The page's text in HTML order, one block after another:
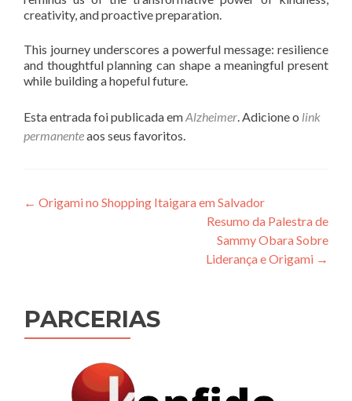
creativity, and proactive preparation.
This journey underscores a powerful message: resilience
and thoughtful planning can shape a meaningful present
while building a hopeful future.
Esta entrada foi publicada emAlzheimer . Adicione o link
permanenteaos seus favoritos.
Navegação
← Origami no Shopping Itaigara em Salvador
Resumo da Palestra de
Sammy Obara Sobre
Liderança e Origami →
PARCERIAS